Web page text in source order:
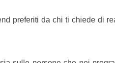
preferiti da chi ti chiede di